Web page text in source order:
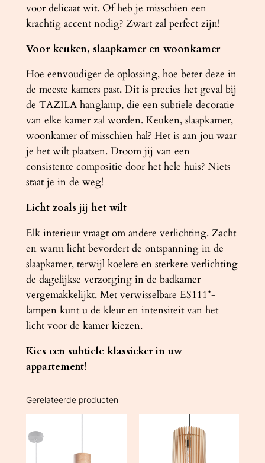
voor delicaat wit. Of heb je misschien een
krachtig accent nodig? Zwart zal perfect zijn!
Voor keuken, slaapkamer en woonkamer
Hoe eenvoudiger de oplossing, hoe beter deze in
de meeste kamers past. Dit is precies het geval bij
de TAZILA hanglamp, die een subtiele decoratie
van elke kamer zal worden. Keuken, slaapkamer,
woonkamer of misschien hal? Het is aan jou waar
je het wilt plaatsen. Droom jij van een
consistente compositie door het hele huis? Niets
staat je in de weg!
Licht zoals jij het wilt
Elk interieur vraagt ​​om andere verlichting. Zacht
en warm licht bevordert de ontspanning in de
slaapkamer, terwijl koelere en sterkere verlichting
de dagelijkse verzorging in de badkamer
vergemakkelijkt. Met verwisselbare ES111*-
lampen kunt u de kleur en intensiteit van het
licht voor de kamer kiezen.
Kies een subtiele klassieker in uw
appartement!
Gerelateerde producten